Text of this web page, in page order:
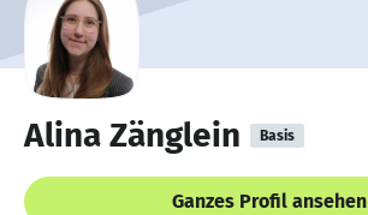
Alina Zänglein Basis
Ganzes Profil ansehen